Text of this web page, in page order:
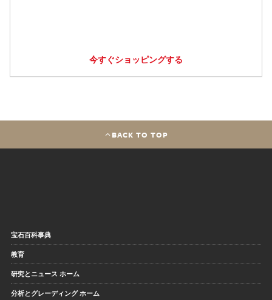
今すぐショッピングする
BACK TO TOP
宝石百科事典
教育
研究とニュース ホーム
分析とグレーディング ホーム